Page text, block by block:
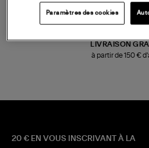
LIVRAISON
à partir de 150 €
20 € EN VOUS INSCRIVANT À LA
Paramètres des cookies